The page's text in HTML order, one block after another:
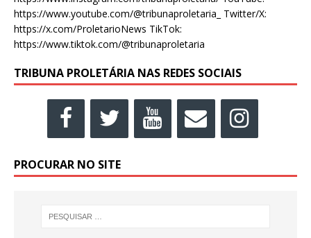
https://www.youtube.com/@tribunaproletaria_ Twitter/X:
https://x.com/ProletarioNews TikTok:
https://www.tiktok.com/@tribunaproletaria
TRIBUNA PROLETÁRIA NAS REDES SOCIAIS
PROCURAR NO SITE